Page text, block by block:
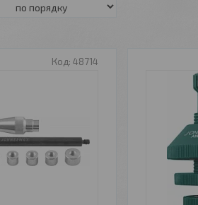
48714